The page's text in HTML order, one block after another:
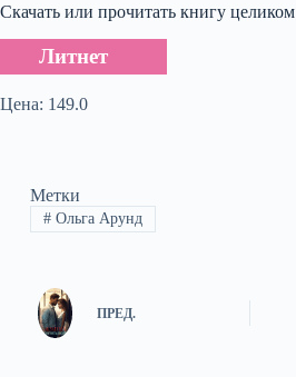
Скачать или прочитать книгу целиком
Литнет
Цена: 149.0
Метки
#Ольга Aрунд
ПРЕД.